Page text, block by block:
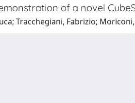
of a novel
Tracchegiani, Fabrizio;